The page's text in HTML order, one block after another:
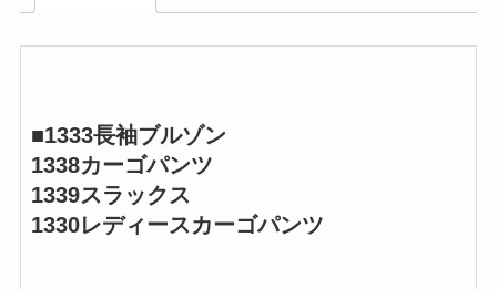
■1333長袖ブルゾン
1338カーゴパンツ
1339スラックス
1330レディースカーゴパンツ